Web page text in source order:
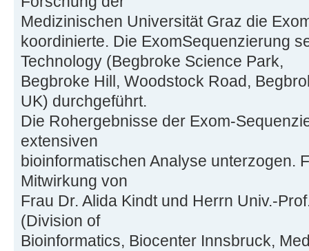
Medizinischen Universität Graz die
koordinierte. Die ExomSequenzierung
Technology (Begbroke Science Park,
Begbroke Hill, Woodstock Road,
UK) durchgeführt.
Die Rohergebnisse der Exom-
extensiven
bioinformatischen Analyse unterzogen.
Mitwirkung von
Frau Dr. Alida Kindt und Herrn Univ.-
(Division of
Bioinformatics, Biocenter Innsbruck,